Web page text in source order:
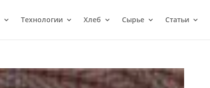
Технологии Хлеб Сырье Статьи